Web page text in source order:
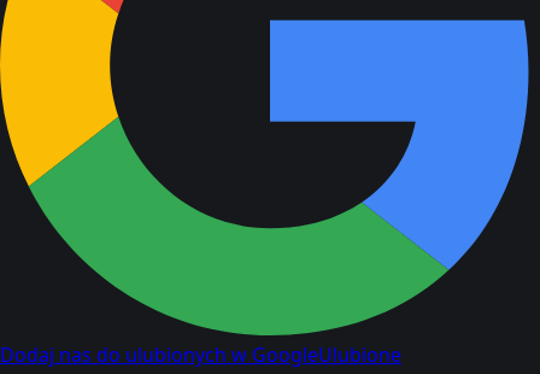
Dodaj nas do ulubionych w GoogleUlubione